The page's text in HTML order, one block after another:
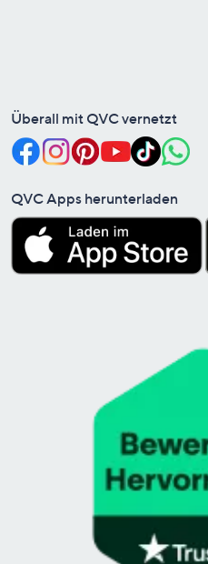
Überall mit QVC vernetzt
QVC Apps herunterladen